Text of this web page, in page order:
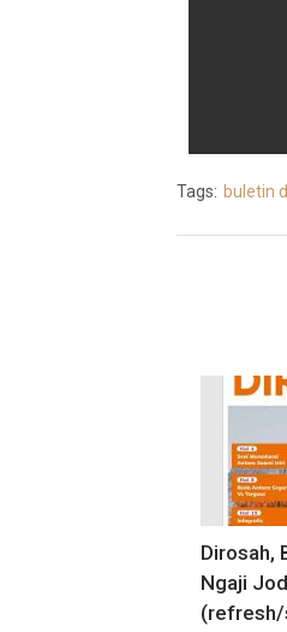
Tags: buletin
Dirosah,
Ngaji
(refresh/